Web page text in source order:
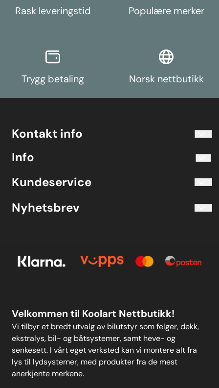
Rask leveringstid Populære merker
Trygg betaling Norsk nettbutikk
Kontakt info
Telefon 40204030 M-F 10.00-16.00
Koolart John Martin Sandvik
Evjetun 6
Info
Om oss
Kundeservice
Kjøpsbetingelser
Personvern
Nyhetsbrev
Velkommen til Koolart Nettbutikk!
Vi tilbyr et bredt utvalg av bilutstyr som felger, dekk,
ekstralys, bil- og båtsystemer, samt heve- og
senkesett. I vårt eget verksted kan vi montere alt fra
lys til lydsystemer, med produkter fra de mest
anerkjente merkene.